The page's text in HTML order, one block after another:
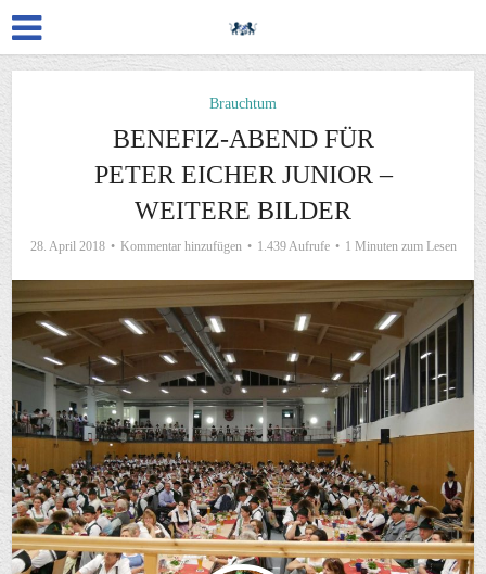
Brauchtum
BENEFIZ-ABEND FÜR
PETER EICHER JUNIOR –
WEITERE BILDER
28. April 2018 Kommentar hinzufügen 1.439 Aufrufe 1 Minuten zum Lesen